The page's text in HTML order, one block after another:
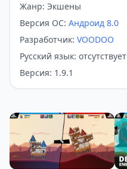
Жанр: Экшены
Версия ОС: Андроид 8.0
Разработчик: VOODOO
Русский язык: отсутствует
Версия: 1.9.1